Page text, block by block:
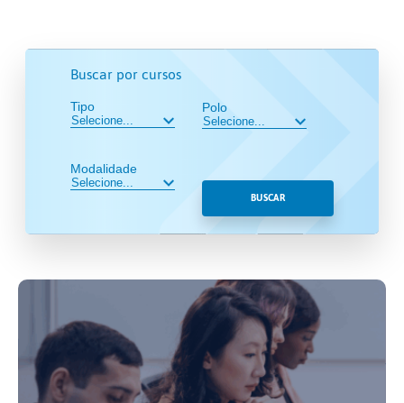
Buscar por cursos
Tipo
Modalidade
Polo
BUSCAR